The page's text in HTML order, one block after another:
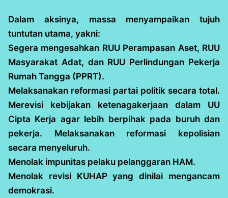
Dalam aksinya, massa menyampaikan tujuh
tuntutan utama, yakni:
Segera mengesahkan RUU Perampasan Aset, RUU
Masyarakat Adat, dan RUU Perlindungan Pekerja
Rumah Tangga (PPRT).
Melaksanakan reformasi partai politik secara total.
Merevisi kebijakan ketenagakerjaan dalam UU
Cipta Kerja agar lebih berpihak pada buruh dan
pekerja. Melaksanakan reformasi kepolisian
secara menyeluruh.
Menolak impunitas pelaku pelanggaran HAM.
Menolak revisi KUHAP yang dinilai mengancam
demokrasi.